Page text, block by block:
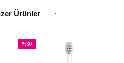
Ürünler
%30